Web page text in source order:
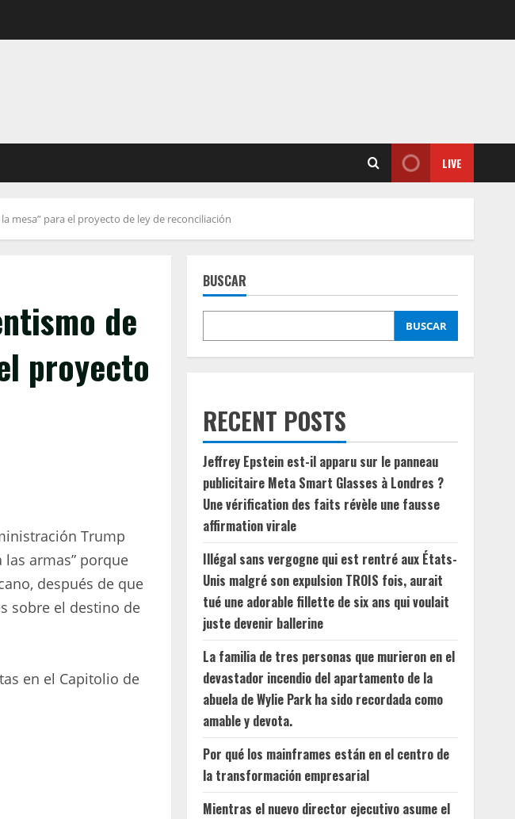
LIVE
mesa” para el proyecto de ley de reconciliación
de
proyecto
Trump
armas” porque
después de que
sobre el destino de
en el Capitolio de
BUSCAR
BUSCAR
RECENT POSTS
Jeffrey Epstein est-il apparu sur le panneau
publicitaire Meta Smart Glasses à Londres ?
Une vérification des faits révèle une fausse
affirmation virale
Illégal sans vergogne qui est rentré aux États-
Unis malgré son expulsion TROIS fois, aurait
tué une adorable fillette de six ans qui voulait
juste devenir ballerine
La familia de tres personas que murieron en el
devastador incendio del apartamento de la
abuela de Wylie Park ha sido recordada como
amable y devota.
Por qué los mainframes están en el centro de
la transformación empresarial
Mientras el nuevo director ejecutivo asume el